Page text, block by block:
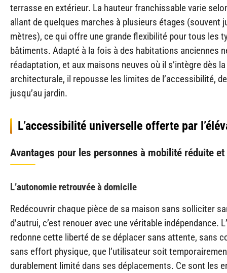
terrasse en extérieur. La hauteur franchissable varie
allant de quelques marches à plusieurs étages (souvent
mètres), ce qui offre une grande flexibilité pour tous les
bâtiments. Adapté à la fois à des habitations anciennes
réadaptation, et aux maisons neuves où il s’intègre dès
architecturale, il repousse les limites de l’accessibilité,
jusqu’au jardin.
L’accessibilité universelle offerte par
Avantages pour les personnes à mobilité réduite
L’autonomie retrouvée à domicile
Redécouvrir chaque pièce de sa maison sans solliciter
d’autrui, c’est renouer avec une véritable indépendance.
redonne cette liberté de se déplacer sans attente, sans
sans effort physique, que l’utilisateur soit
durablement limité dans ses déplacements. Ce sont les